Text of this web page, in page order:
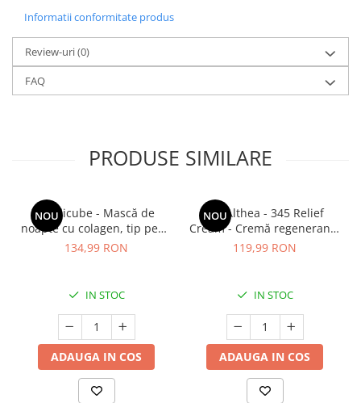
Informatii conformitate produs
Review-uri(0)
FAQ
PRODUSE SIMILARE
NOU
Medicube - Mască de
noapte cu colagen, tip peel-
off (se îndepărtează prin
75 ml
134,99 RON
IN STOC
ADAUGA IN COS
NOU
Dr. Althea - 345 Relief
Cream - Cremă regenerantă
pentru față - 50 ml
119,99 RON
IN STOC
ADAUGA IN COS